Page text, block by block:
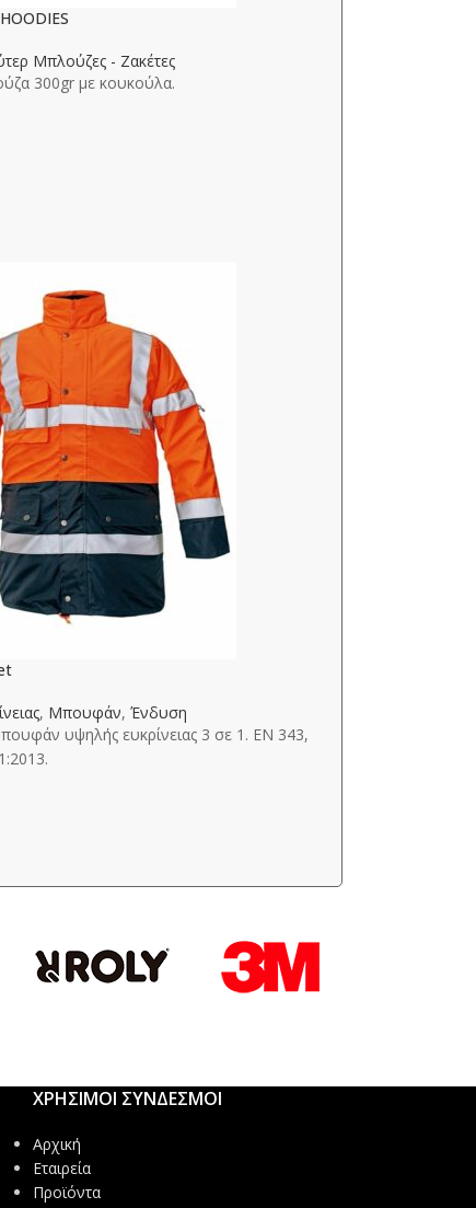
Μπλούζες - Ζακέτες
300gr με κουκούλα.
, Μπουφάν, Ένδυση
υψηλής ευκρίνειας 3 σε 1. ΕΝ 343,
ΧΡΗΣΙΜΟΙ ΣΥΝΔΕΣΜΟΙ
Αρχική
Εταιρεία
Προϊόντα